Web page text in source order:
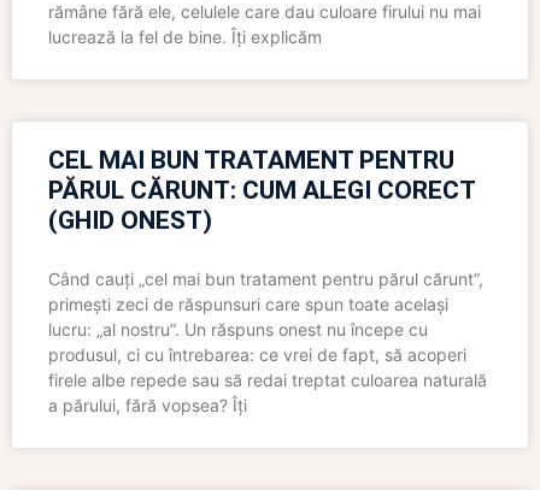
rămâne fără ele, celulele care dau culoare firului nu mai
lucrează la fel de bine. Îți explicăm
CEL MAI BUN TRATAMENT PENTRU
PĂRUL CĂRUNT: CUM ALEGI CORECT
(GHID ONEST)
Când cauți „cel mai bun tratament pentru părul cărunt”,
primești zeci de răspunsuri care spun toate același
lucru: „al nostru”. Un răspuns onest nu începe cu
produsul, ci cu întrebarea: ce vrei de fapt, să acoperi
firele albe repede sau să redai treptat culoarea naturală
a părului, fără vopsea? Îți